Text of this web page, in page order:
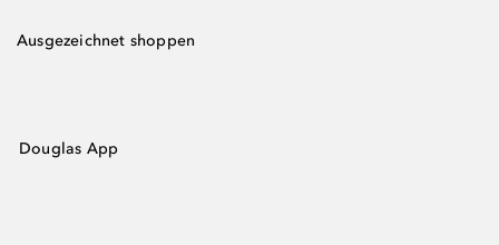
Ausgezeichnet shoppen
Douglas App